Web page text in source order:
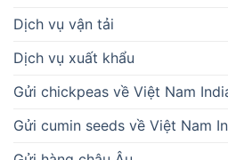
Dịch vụ vận tải
Dịch vụ xuất khẩu
Gửi chickpeas về Việt Nam
Gửi cumin seeds về Việt Nam